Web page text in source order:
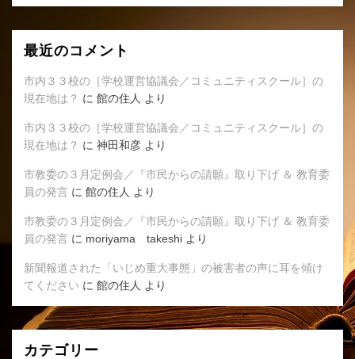
最近のコメント
市内３３校の［学校運営協議会／コミュニティスクール］の
現在地は？ に 館の住人 より
市内３３校の［学校運営協議会／コミュニティスクール］の
現在地は？ に 神田和彦 より
市教委の３月定例会／『市民からの請願』取り下げ ＆ 教育委
員の発言 に 館の住人 より
市教委の３月定例会／『市民からの請願』取り下げ ＆ 教育委
員の発言 に moriyama takeshi より
新聞報道された「いじめ重大事態」の被害者の声に耳を傾け
てください に 館の住人 より
カテゴリー